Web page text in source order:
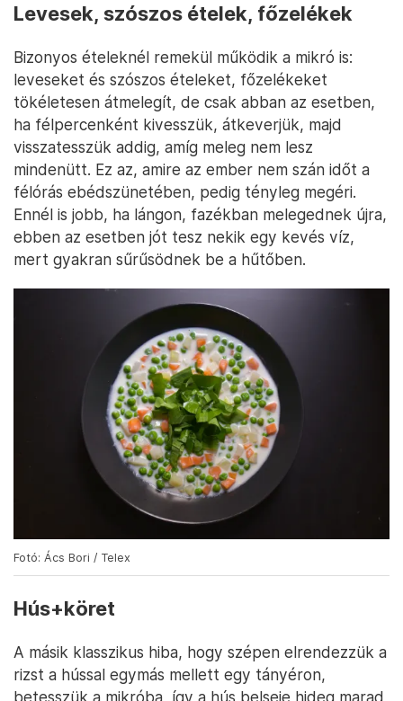
Levesek, szószos ételek, főzelékek
Bizonyos ételeknél remekül működik a mikró is:
leveseket és szószos ételeket, főzelékeket
tökéletesen átmelegít, de csak abban az esetben,
ha félpercenként kivesszük, átkeverjük, majd
visszatesszük addig, amíg meleg nem lesz
mindenütt. Ez az, amire az ember nem szán időt a
félórás ebédszünetében, pedig tényleg megéri.
Ennél is jobb, ha lángon, fazékban melegednek újra,
ebben az esetben jót tesz nekik egy kevés víz,
mert gyakran sűrűsödnek be a hűtőben.
Fotó: Ács Bori / Telex
Hús+köret
A másik klasszikus hiba, hogy szépen elrendezzük a
rizst a hússal egymás mellett egy tányéron,
betesszük a mikróba, így a hús belseje hideg marad,